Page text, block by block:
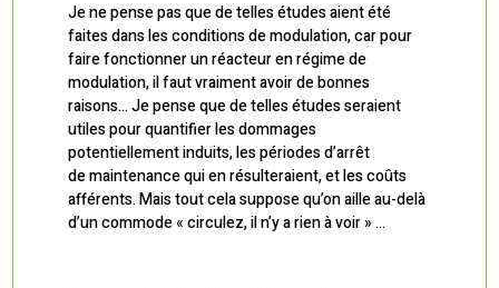
Je ne pense pas que de telles études aient été
faites dans les conditions de modulation, car pour
faire fonctionner un réacteur en régime de
modulation, il faut vraiment avoir de bonnes
raisons… Je pense que de telles études seraient
utiles pour quantifier les dommages
potentiellement induits, les périodes d’arrêt
de maintenance qui en résulteraient, et les coûts
afférents. Mais tout cela suppose qu’on aille au-delà
d’un commode « circulez, il n’y a rien à voir » …